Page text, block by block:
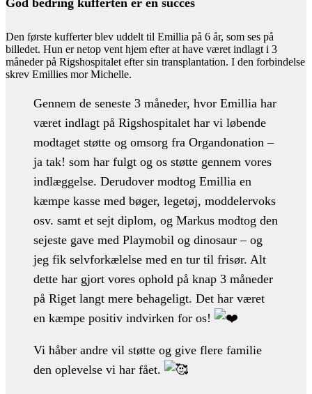
Den første kufferter blev uddelt til Emillia på 6 år, som ses på
billedet. Hun er netop vent hjem efter at have været indlagt i 3
måneder på Rigshospitalet efter sin transplantation. I den forbindelse
skrev Emillies mor Michelle.
Gennem de seneste 3 måneder, hvor Emillia har
været indlagt på Rigshospitalet har vi løbende
modtaget støtte og omsorg fra Organdonation –
ja tak! som har fulgt og os støtte gennem vores
indlæggelse. Derudover modtog Emillia en
kæmpe kasse med bøger, legetøj, moddelervoks
osv. samt et sejt diplom, og Markus modtog den
sejeste gave med Playmobil og dinosaur – og
jeg fik selvforkælelse med en tur til frisør. Alt
dette har gjort vores ophold på knap 3 måneder
på Riget langt mere behageligt. Det har været
en kæmpe positiv indvirken for os!
Vi håber andre vil støtte og give flere familie
den oplevelse vi har fået.